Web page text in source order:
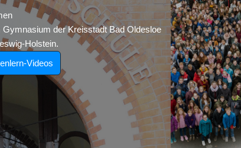
der Kreisstadt Bad Oldesloe
Holstein.
Videos